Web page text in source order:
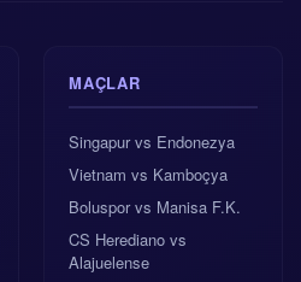
MAÇLAR
Singapur vs Endonezya
Vietnam vs Kamboçya
Boluspor vs Manisa F.K.
CS Herediano vs
Alajuelense